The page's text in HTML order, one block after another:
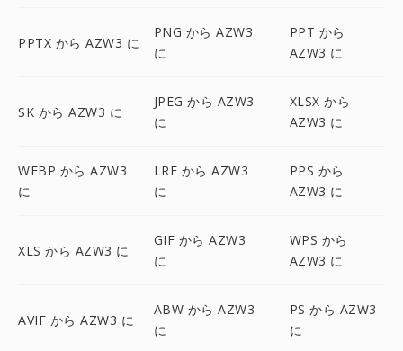
PPTX から AZW3 に
PNG から AZW3
に
PPT から
AZW3 に
SK から AZW3 に
JPEG から AZW3
に
XLSX から
AZW3 に
WEBP から AZW3
に
LRF から AZW3
に
PPS から
AZW3 に
XLS から AZW3 に
GIF から AZW3
に
WPS から
AZW3 に
AVIF から AZW3 に
ABW から AZW3
に
PS から AZW3
に